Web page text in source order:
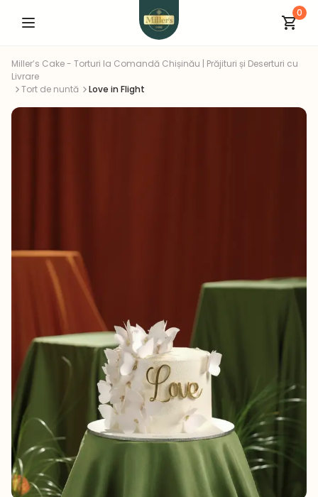
0
Miller’s Cake - Torturi la Comandă Chișinău | Prăjituri și Deserturi cu
Livrare
Tort de nuntă
Love in Flight